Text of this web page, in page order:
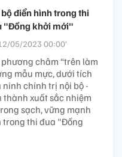
điển hình trong thi
"Đồng khởi mới"
05/2023 00:00’
châm “trên làm
mẫu mực, dưới tích
ninh chính trị nội bộ -
thành xuất sắc nhiệm
sạch, vững mạnh
trong thi đua "Đồng